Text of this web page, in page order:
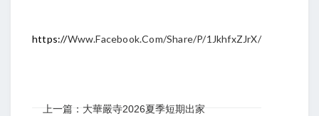
https://Www.facebook.com/share/p/1JkhfxZJrX/
上一篇：大華嚴寺2026夏季短期出家